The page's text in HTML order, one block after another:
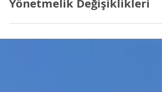
İhale Mevzuatında Tebliğ ve
Yönetmelik Değişiklikleri